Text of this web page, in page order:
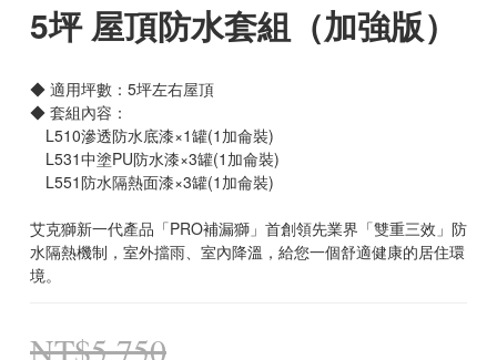
5坪 屋頂防水套組（加強版）
◆ 適用坪數：5坪左右屋頂
◆ 套組內容：
L510滲透防水底漆×1罐(1加侖裝)
L531中塗PU防水漆×3罐(1加侖裝)
L551防水隔熱面漆×3罐(1加侖裝)
艾克獅新一代產品「PRO補漏獅」首創領先業界「雙重三效」防
水隔熱機制，室外擋雨、室內降溫，給您一個舒適健康的居住環
境。
NT$5,750